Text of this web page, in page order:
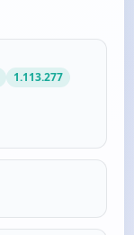
1.113.277